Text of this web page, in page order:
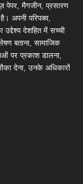
पेपर, मैगजीन, प्रसारण
अपनी परिपक्व,
देशहित में सच्ची
बताना, सामाजिक
पर प्रकाश डालना,
देना, उनके अधिकारों